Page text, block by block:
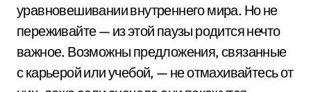
уравновешивании внутреннего мира. Но не
переживайте — из этой паузы родится нечто
важное. Возможны предложения, связанные
с карьерой или учебой, — не отмахивайтесь от